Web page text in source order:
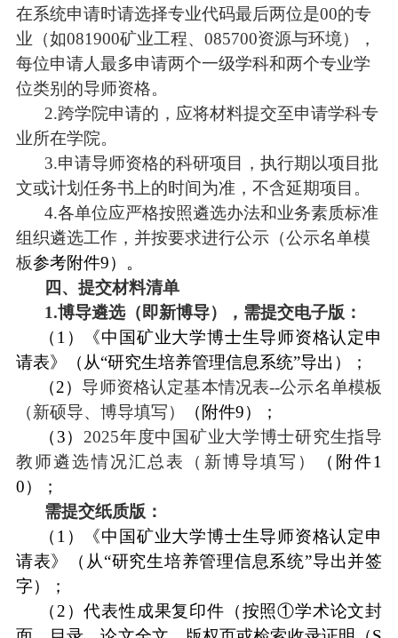
在系统申请时请选择专业代码最后两位是00的专
业（如081900矿业工程、085700资源与环境），
每位申请人最多申请两个一级学科和两个专业学
位类别的导师资格。
2.跨学院申请的，应将材料提交至申请学科专
业所在学院。
3.申请导师资格的科研项目，执行期以项目批
文或计划任务书上的时间为准，不含延期项目。
4.各单位应严格按照遴选办法和业务素质标准
组织遴选工作，并按要求进行公示（公示名单模
板参考附件9）。
四、提交材料清单
1.博导遴选（即新博导），需提交电子版：
（ 1 ）《中国矿业大学博士生导师资格认定申
请表》（ 从“研究生培养管理信息系统”导出）；
（2）导师资格认定基本情况表--公示名单模板
（新硕导、博导填写）
（附件9）；
（ 3）2025年度中国矿业大学博士研究生指导
教师遴选情况汇总表
（ 新博导填写 ） （附件1
0）
；
需提交纸质版：
（ 1 ）《中国矿业大学博士生导师资格认定申
请表》（ 从“研究生培养管理信息系统”导出并签
字）；
（2 ）代表性成果复印件（按照①学术论文封